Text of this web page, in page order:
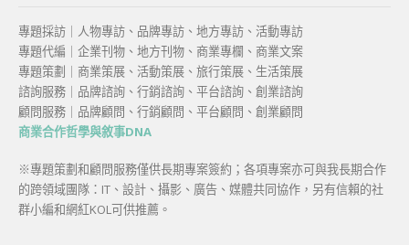
專題採訪｜人物專訪、品牌專訪、地方專訪、活動專訪
專題代編｜企業刊物、地方刊物、商業專欄、商業文案
專題策劃｜商業策展、活動策展、旅行策展、生活策展
諮詢服務｜品牌諮詢、行銷諮詢、平台諮詢、創業諮詢
顧問服務｜品牌顧問、行銷顧問、平台顧問、創業顧問
商業合作哲學與敘事DNA
※專題策劃和顧問服務僅供長期專案簽約；各項專案亦可與我長期合作
的跨領域團隊：IT、設計、攝影、廣告、媒體共同協作，另有信賴的社
群小編和網紅KOL可供推薦。